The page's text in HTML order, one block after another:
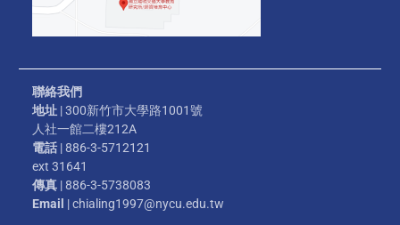
聯絡我們
地址 | 300新竹市大學路1001號
人社一館二樓212A
電話 | 886-3-5712121
ext 31641
傳真 | 886-3-5738083
Email | chialing1997@nycu.edu.tw